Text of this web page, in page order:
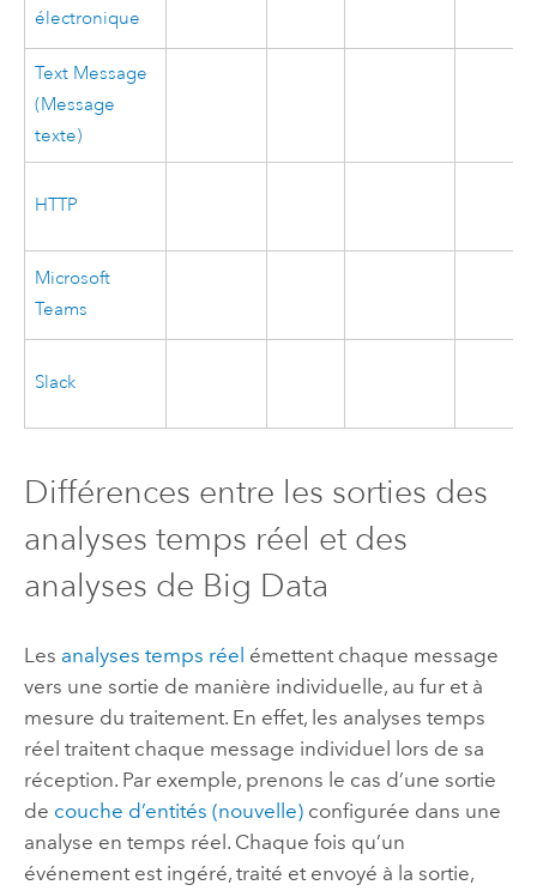
électronique
Text Message
(Message
texte)
HTTP
Microsoft
Teams
Slack
Différences entre les sorties des
analyses temps réel et des
analyses de Big Data
Les analyses temps réel émettent chaque message
vers une sortie de manière individuelle, au fur et à
mesure du traitement. En effet, les analyses temps
réel traitent chaque message individuel lors de sa
réception. Par exemple, prenons le cas d’une sortie
de couche d’entités (nouvelle)configurée dans une
analyse en temps réel. Chaque fois qu’un
événement est ingéré, traité et envoyé à la sortie,